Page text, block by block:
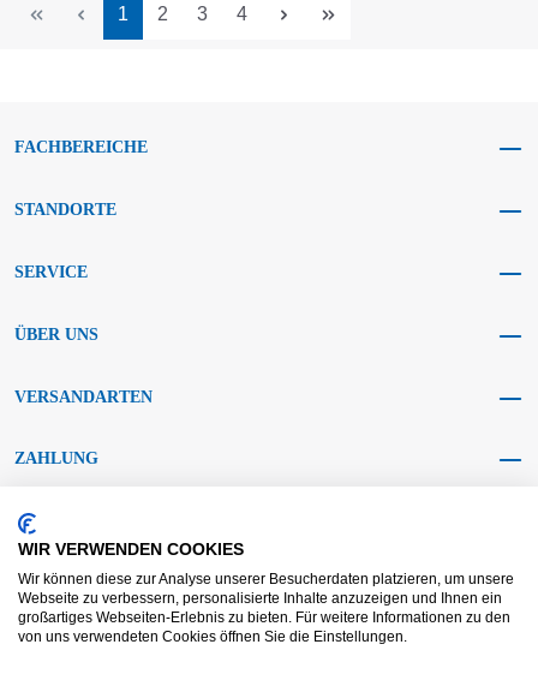
Seite
1 Seite
2 Seite
3 Seite
4
FACHBEREICHE
STANDORTE
SERVICE
ÜBER UNS
VERSANDARTEN
ZAHLUNG
SOCIAL MEDIA
WIR VERWENDEN COOKIES
Wir können diese zur Analyse unserer Besucherdaten platzieren, um unsere
Webseite zu verbessern, personalisierte Inhalte anzuzeigen und Ihnen ein
großartiges Webseiten-Erlebnis zu bieten. Für weitere Informationen zu den
von uns verwendeten Cookies öffnen Sie die Einstellungen.